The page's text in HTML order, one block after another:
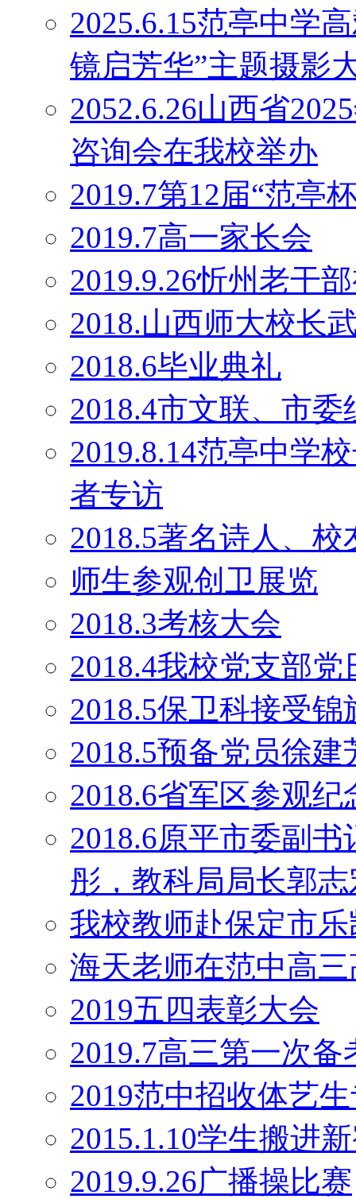
2025.6.15范亭中学
镜启芳华”主题摄影
2052.6.26山西省
咨询会在我校举办
2019.7第12届“范亭
2019.7高一家长会
2019.9.26忻州老干
2018.山西师大校长
2018.6毕业典礼
2018.4市文联、市
2019.8.14范亭中学
者专访
2018.5著名诗人、
师生参观创卫展览
2018.3考核大会
2018.4我校党支部党
2018.5保卫科接受锦
2018.5预备党员徐
2018.6省军区参观纪
2018.6原平市委副
彤，教科局局长郭
我校教师赴保定市
海天老师在范中高
2019五四表彰大会
2019.7高三第一次备
2019范中招收体艺
2015.1.10学生搬进
2019.9.26广播操比赛